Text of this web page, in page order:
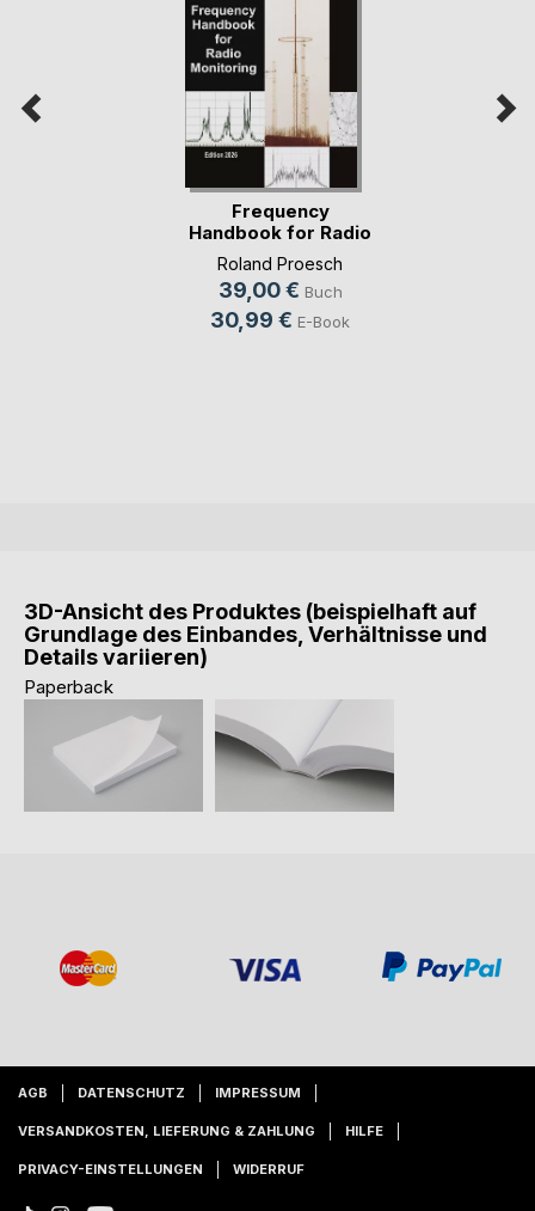
Frequency
Handbook for Radio
Monit(...)
Roland Proesch
39,00 € Buch
30,99 € E-Book
3D-Ansicht des Produktes (beispielhaft auf
Grundlage des Einbandes, Verhältnisse und
Details variieren)
Paperback
AGB DATENSCHUTZ IMPRESSUM
VERSANDKOSTEN, LIEFERUNG & ZAHLUNG HILFE
PRIVACY-EINSTELLUNGEN WIDERRUF